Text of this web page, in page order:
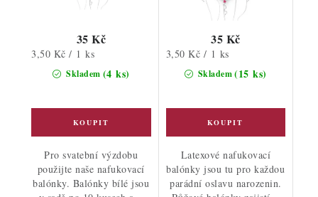
Skladem (4 ks)
35 Kč
Měrná
3,50 Kč / 1 ks
Pro svatební výzdobu
použijte naše nafukovací
balónky. Balónky bílé jsou
Skladem(15 ks)
35 Kč
Měrná
cena:
3,50 Kč / 1 ks
Latexové nafukovací
balónky jsou tu pro každou
parádní oslavu narozenin.